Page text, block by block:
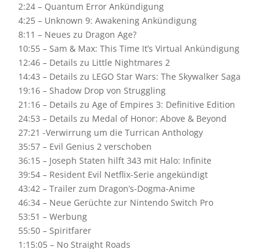
2:24 – Quantum Error Ankündigung
4:25 – Unknown 9: Awakening Ankündigung
8:11 – Neues zu Dragon Age?
10:55 – Sam & Max: This Time It’s Virtual Ankündigung
12:46 – Details zu Little Nightmares 2
14:43 – Details zu LEGO Star Wars: The Skywalker Saga
19:16 – Shadow Drop von Struggling
21:16 – Details zu Age of Empires 3: Definitive Edition
24:53 – Details zu Medal of Honor: Above & Beyond
27:21 -Verwirrung um die Turrican Anthology
35:57 – Evil Genius 2 verschoben
36:15 – Joseph Staten hilft 343 mit Halo: Infinite
39:54 – Resident Evil Netflix-Serie angekündigt
43:42 – Trailer zum Dragon’s-Dogma-Anime
46:34 – Neue Gerüchte zur Nintendo Switch Pro
53:51 – Werbung
55:50 – Spiritfarer
1:15:05 – No Straight Roads